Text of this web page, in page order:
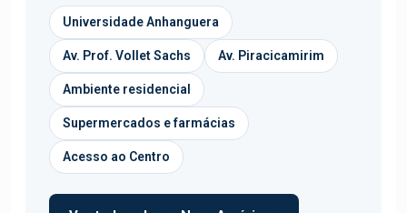
Universidade Anhanguera
Av. Prof. Vollet Sachs Av. Piracicamirim
Ambiente residencial
Supermercados e farmácias
Acesso ao Centro